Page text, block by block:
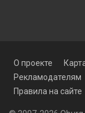
О проекте
Рекламодателям
Правила на сайте